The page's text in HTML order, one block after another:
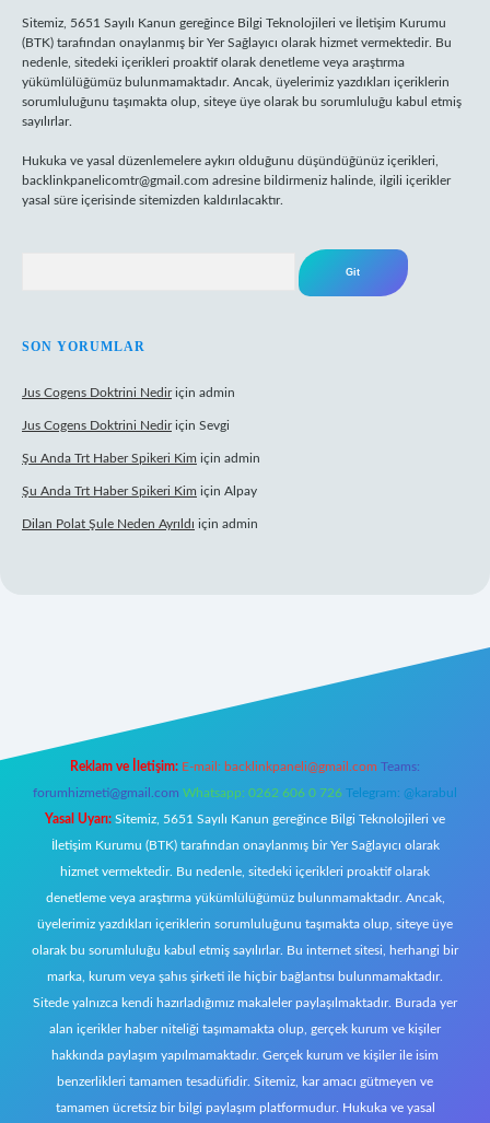
Sitemiz, 5651 Sayılı Kanun gereğince Bilgi Teknolojileri ve İletişim Kurumu
(BTK) tarafından onaylanmış bir Yer Sağlayıcı olarak hizmet vermektedir. Bu
nedenle, sitedeki içerikleri proaktif olarak denetleme veya araştırma
yükümlülüğümüz bulunmamaktadır. Ancak, üyelerimiz yazdıkları içeriklerin
sorumluluğunu taşımakta olup, siteye üye olarak bu sorumluluğu kabul etmiş
sayılırlar.
Hukuka ve yasal düzenlemelere aykırı olduğunu düşündüğünüz içerikleri,
backlinkpanelicomtr@gmail.com adresine bildirmeniz halinde, ilgili içerikler
yasal süre içerisinde sitemizden kaldırılacaktır.
SON YORUMLAR
Jus Cogens Doktrini Nediriçin admin
Jus Cogens Doktrini Nediriçin Sevgi
Şu Anda Trt Haber Spikeri Kim için admin
Şu Anda Trt Haber Spikeri Kim için Alpay
Dilan Polat Şule Neden Ayrıldı için admin
Reklam ve İletişim: E-mail: backlinkpaneli@gmail.com Teams:
forumhizmeti@gmail.com Whatsapp: 0262 606 0 726 Telegram: @karabul
Yasal Uyarı: Sitemiz, 5651 Sayılı Kanun gereğince Bilgi Teknolojileri ve
İletişim Kurumu (BTK) tarafından onaylanmış bir Yer Sağlayıcı olarak
hizmet vermektedir. Bu nedenle, sitedeki içerikleri proaktif olarak
denetleme veya araştırma yükümlülüğümüz bulunmamaktadır. Ancak,
üyelerimiz yazdıkları içeriklerin sorumluluğunu taşımakta olup, siteye üye
olarak bu sorumluluğu kabul etmiş sayılırlar. Bu internet sitesi, herhangi bir
marka, kurum veya şahıs şirketi ile hiçbir bağlantısı bulunmamaktadır.
Sitede yalnızca kendi hazırladığımız makaleler paylaşılmaktadır. Burada yer
alan içerikler haber niteliği taşımamakta olup, gerçek kurum ve kişiler
hakkında paylaşım yapılmamaktadır. Gerçek kurum ve kişiler ile isim
benzerlikleri tamamen tesadüfidir. Sitemiz, kar amacı gütmeyen ve
tamamen ücretsiz bir bilgi paylaşım platformudur. Hukuka ve yasal